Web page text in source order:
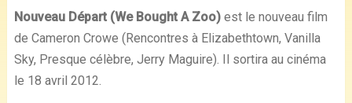
Nouveau Départ (We Bought A Zoo)est le nouveau film
de Cameron Crowe (Rencontres à Elizabethtown, Vanilla
Sky, Presque célèbre, Jerry Maguire). Il sortira au cinéma
le 18 avril 2012.